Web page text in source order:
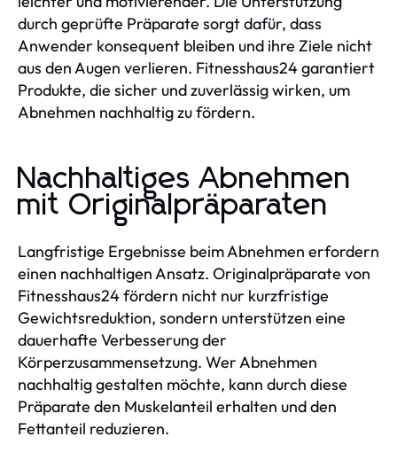
durch geprüfte Präparate sorgt dafür, dass
Anwender konsequent bleiben und ihre Ziele nicht
aus den Augen verlieren. Fitnesshaus24 garantiert
Produkte, die sicher und zuverlässig wirken, um
Abnehmen nachhaltig zu fördern.
Nachhaltiges Abnehmen
mit Originalpräparaten
Langfristige Ergebnisse beim Abnehmen erfordern
einen nachhaltigen Ansatz. Originalpräparate von
Fitnesshaus24 fördern nicht nur kurzfristige
Gewichtsreduktion, sondern unterstützen eine
dauerhafte Verbesserung der
Körperzusammensetzung. Wer Abnehmen
nachhaltig gestalten möchte, kann durch diese
Präparate den Muskelanteil erhalten und den
Fettanteil reduzieren.